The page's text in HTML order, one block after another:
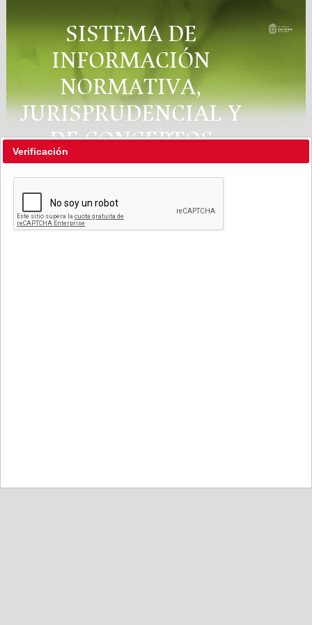
SISTEMA DE
INFORMACIÓN
NORMATIVA,
JURISPRUDENCIAL Y
DE CONCEPTOS
"RÉGIMEN LEGAL"
Verificación